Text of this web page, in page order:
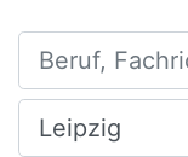
Beruf,
Ort, Stadt